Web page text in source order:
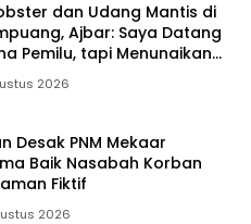
dan Udang Mantis di
Ajbar: Saya Datang
Pemilu, tapi Menunaikan
Moral
2026
Desak PNM Mekaar
Baik Nasabah Korban
Fiktif
2026